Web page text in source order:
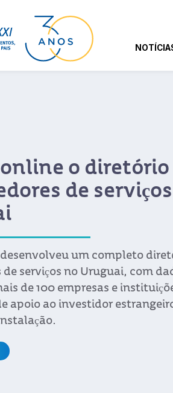
online o diretório
de
desenvolveu um completo
de serviços no Uruguai, com
de 100 empresas e
apoio ao investidor